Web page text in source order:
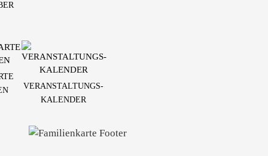
VERANSTALTUNGS-
KALENDER